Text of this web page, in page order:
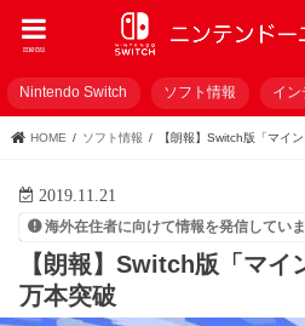
menu
Nintendo Switch ソフト情報 イン
HOME ソフト情報 【朗報】Switch版「マイ
2019.11.21
海外在住者に向けて情報を発信してい
【朗報】Switch版「マイ
万本突破